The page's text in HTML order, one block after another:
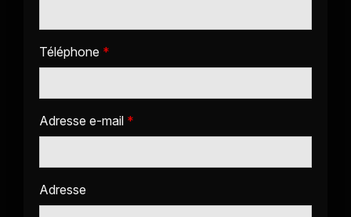
Téléphone *
Adresse e-mail *
Adresse